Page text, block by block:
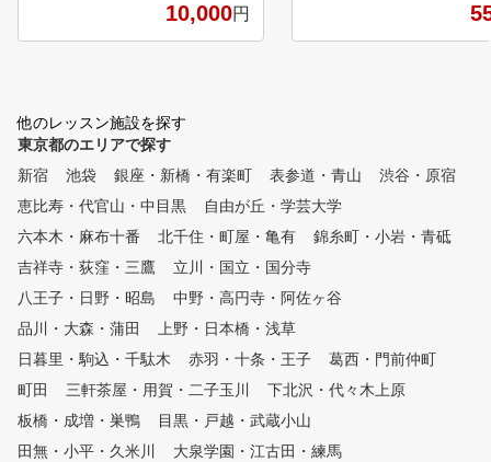
つまでも忘れずに、いつでも思
ールを打ちいろいろYou Tube
を見たり、 理論の左脳だけを
使って覚えようとしています。
ため、何かをすれば何かが出来
なくなってしまいます。 一度
することができない。 これが
、打っても打っても 上手くい
ったり上手くいかなかったりの
れない原因なのです。 しかし
、メンタル構築法は、まず右脳
る。 独自に開発しまた練習器
具による多目的練習で、イメー
10,000円
9月から全打席にスクリー
他のレッスン施設を探す
東京都のエリアで探す
新宿
池袋 銀座・新橋・有楽町 表参道・青山
渋谷・原宿
恵比寿・代官山・中目黒
自由が丘・学芸大学
六本木・麻布十番
北千住・町屋・亀有
錦糸町・小岩・青砥
吉祥寺・荻窪・三鷹
立川・国立・国分寺
八王子・日野・昭島
中野・高円寺・阿佐ヶ谷
品川・大森・蒲田
上野・日本橋・浅草
日暮里・駒込・千駄木
赤羽・十条・王子
葛西・門前仲町
町田
三軒茶屋・用賀・二子玉川
下北沢・代々木上原
板橋・成増・巣鴨
目黒・戸越・武蔵小山
田無・小平・久米川
大泉学園・江古田・練馬